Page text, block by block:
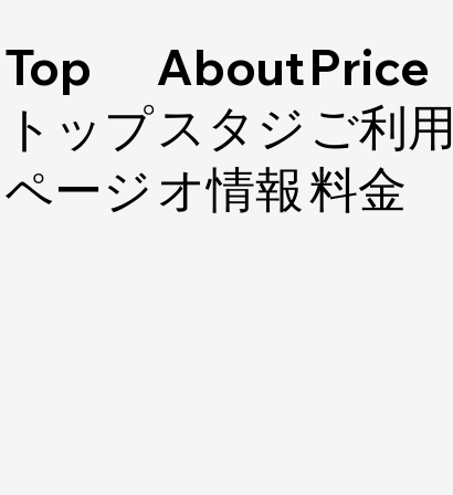
Top
​トップ
ページ
About
​スタジ
オ情報
​Price
​ご利用
料金